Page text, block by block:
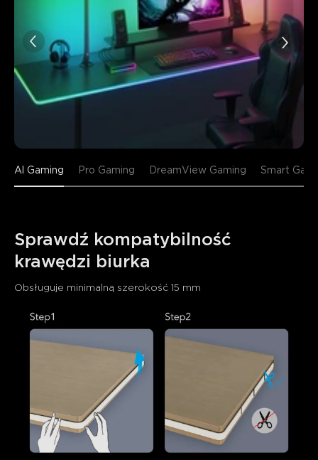
Al Gaming Pro Gaming DreamView Gaming Smart
Sprawdź kompatybilność
krawędzi biurka
Obsługuje minimalną szerokość 15 mm